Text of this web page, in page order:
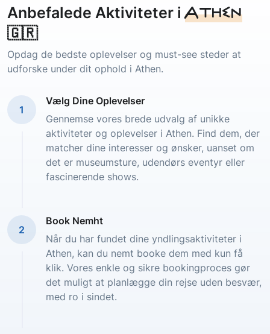
Anbefalede Aktiviteter iAthen
🇬🇷
Opdag de bedste oplevelser og must-see steder at
udforske under dit ophold i Athen.
1
Vælg Dine Oplevelser
Gennemse vores brede udvalg af unikke
aktiviteter og oplevelser i Athen. Find dem, der
matcher dine interesser og ønsker, uanset om
det er museumsture, udendørs eventyr eller
fascinerende shows.
2
Book Nemht
Når du har fundet dine yndlingsaktiviteter i
Athen, kan du nemt booke dem med kun få
klik. Vores enkle og sikre bookingproces gør
det muligt at planlægge din rejse uden besvær,
med ro i sindet.